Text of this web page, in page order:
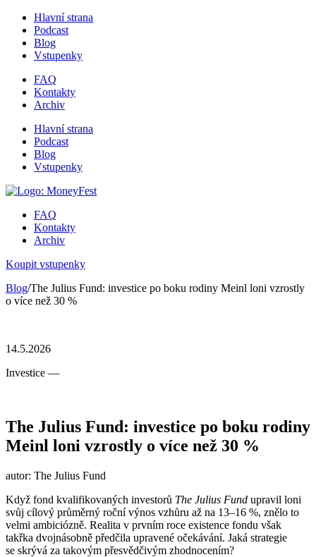
Hlavní strana
Podcast
Blog
Vstupenky
FAQ
Kontakty
Archiv
Hlavní strana
Podcast
Blog
Vstupenky
FAQ
Kontakty
Archiv
Koupit vstupenky
Blog/The Julius Fund: investice po boku rodiny Meinl loni vzrostly
o více než 30 %
14.5.2026
Investice —
The Julius Fund: investice po boku rodiny
Meinl loni vzrostly o více než 30 %
autor: The Julius Fund
Když fond kvalifikovaných investorů The Julius Fund upravil loni
svůj cílový průměrný roční výnos vzhůru až na 13–16 %, znělo to
velmi ambiciózně. Realita v prvním roce existence fondu však
takřka dvojnásobně předčila upravené očekávání. Jaká strategie
se skrývá za takovým přesvědčivým zhodnocením?